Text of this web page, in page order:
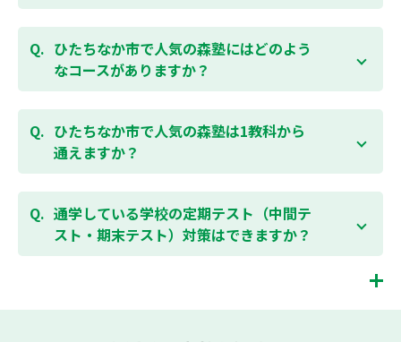
通常期には最大1ヶ月の無料体験を受付しておりま
す。また、春休み、夏休み、冬休みの講習では「4日
間～5日間の無料体験」授業を受けていただくことが
可能です。個別指導塾 森塾の無料体験については
ひたちなか市で人気の森塾にはどのよう
なコースがありますか？
個別指導塾 森塾では、小学生・中学生・高校生のコー
スがあり、それぞれ学校のテストの点数アップを目的
としたコースとなっております。その他、小学生用の
英検®対策や、基礎学力を身につけるDOJOなど、オプ
お問合わせください。
お問合わせはこちら
ひたちなか市で人気の森塾は1教科から
通えますか？
はい、1教科、週1日から受講いただけます。自分から
勉強できる習慣をつけるために最初は1から2教科での
受講をおすすめしております。まずはお気軽にご相談
ください。
通学している学校の定期テスト（中間テ
スト・期末テスト）対策はできますか？
す。森塾では、テスト直前に自分の予定にあわせて、